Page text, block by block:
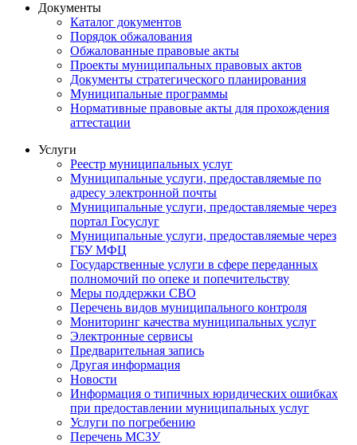
Документы
Каталог документов
Порядок обжалования
Обжалованные правовые акты
Проекты муниципальных правовых актов
Документы стратегического планирования
Муниципальные программы
Нормативные правовые акты для прохождения
аттестации
Услуги
Реестр муниципальных услуг
Муниципальные услуги, предоставляемые по
адресу электронной почты
Муниципальные услуги, предоставляемые через
портал Госуслуг
Муниципальные услуги, предоставляемые через
ГБУ МФЦ
Государственные услуги в сфере переданных
полномочий по опеке и попечительству
Меры поддержки СВО
Перечень видов муниципального контроля
Мониторинг качества муниципальных услуг
Электронные сервисы
Предварительная запись
Другая информация
Новости
Информация о типичных юридических ошибках
при предоставлении муниципальных услуг
Услуги по погребению
Перечень МСЗУ